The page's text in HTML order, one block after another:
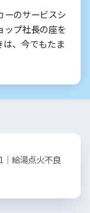
ーのサービスシ
ップ社長の座を
、今でもたま
｜給湯点火不良